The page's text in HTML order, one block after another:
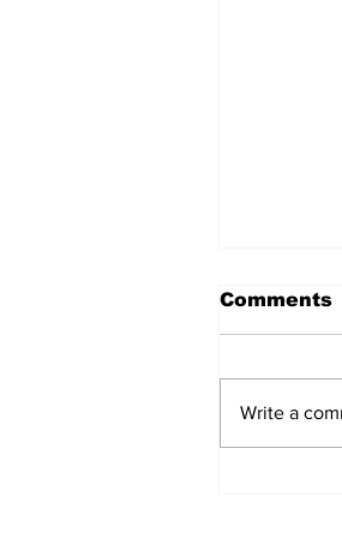
Comments
Write a